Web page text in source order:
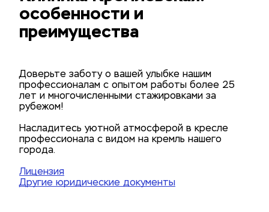
особенности и
преимущества
Доверьте заботу о вашей улыбке нашим
профессионалам с опытом работы более 25
лет и многочисленными стажировками за
рубежом!
Насладитесь уютной атмосферой в кресле
профессионала с видом на кремль нашего
города.
Лицензия
Другие юридические документы